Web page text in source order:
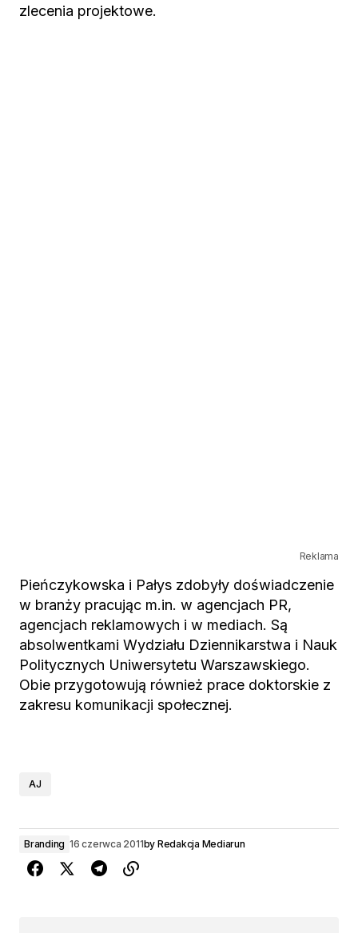
zlecenia projektowe.
Reklama
Pieńczykowska i Pałys zdobyły doświadczenie
w branży pracując m.in. w agencjach PR,
agencjach reklamowych i w mediach. Są
absolwentkami Wydziału Dziennikarstwa i Nauk
Politycznych Uniwersytetu Warszawskiego.
Obie przygotowują również prace doktorskie z
zakresu komunikacji społecznej.
AJ
Branding 16 czerwca 2011by Redakcja Mediarun